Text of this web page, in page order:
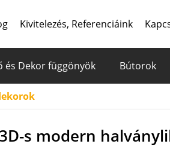
Kivitelezés, Referenciáink
és Dekor függönyök Bútorok
3D-s modern